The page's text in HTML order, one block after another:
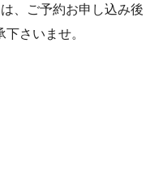
、ご予約お申し込み後
さいませ。